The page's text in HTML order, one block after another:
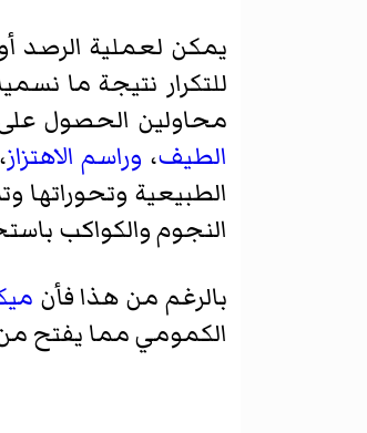
يمكن لعملية الرصد
للتكرار نتيجة ما
محاولين الحصول على
الطيف، وراسم الاهتزاز،
الطبيعية وتحوراتها
النجوم والكواكب
بالرغم من هذا فأن
الكمومي مما يفتح